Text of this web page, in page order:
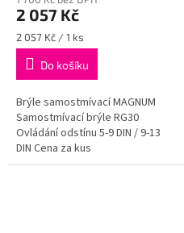
2 057 Kč
Měrná
cena:
2 057 Kč / 1 ks
Do košíku
Brýle samostmívací MAGNUM
Samostmívací brýle RG30
Ovládání odstínu 5-9 DIN / 9-13
DIN Cena za kus